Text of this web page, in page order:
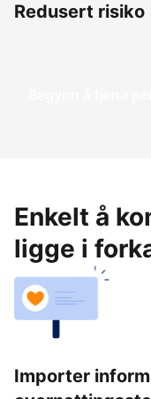
Redusert risiko
Begynn å tjene
Enkelt å
ligge i
Importer